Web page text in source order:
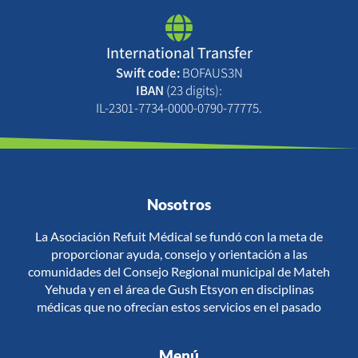
International Transfer
Swift code:BOFAUS3N
IBAN (23 digits):
IL-2301-7734-0000-0790-77775.
Nosotros
La Asociación Refuit Médical se fundó con la meta de
proporcionar ayuda, consejo y orientación a las
comunidades del Consejo Regional municipal de Mateh
Yehuda y en el área de Gush Etsyon en disciplinas
médicas que no ofrecían estos servicios en el pasado